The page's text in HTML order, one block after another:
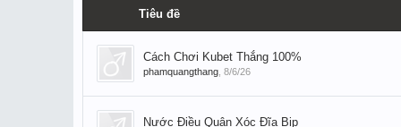
Tiêu đề
Cách Chơi Kubet Thắng 100%
phamquangthang 8/6/26
Nước Điều Quân Xóc Đĩa Bịp